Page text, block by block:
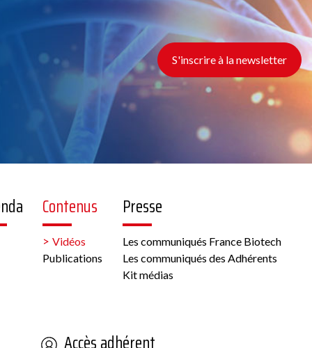
S'inscrire à la newsletter
Contenus
Vidéos
Publications
Presse
Les communiqués France Biotech
Les communiqués des Adhérents
Kit médias